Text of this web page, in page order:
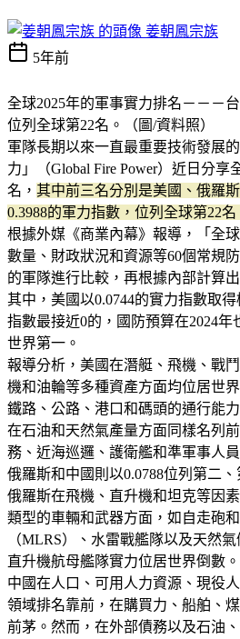
姜朝鳳宗族
5年前
全球2025年的軍事實力排名－－－
位列全球第22名。（圖/資料照）
軍隊長期以來一直最重要技術發展
力」（Global Fire Power）近日分享
名， 其中前三名分別是美國、俄羅
0.3988的軍力指數，位列全球第22名
根據外媒《商業內幕》報導，「全
數量、財政狀況和資源等60個常規
的軍隊進行比較，再根據內部計算
其中，美國以0.0744的實力指數取
指數最接近0的，國防預算在2024年
世界第一。
報導分析，美國在潛艇、飛機、戰
機和油輪等多種資產方面均位居世
鐵路、公路、港口和碼頭的通行能
在石油和天然氣產量方面同樣名列
務、近海巡邏、護衛艦和準軍事人
俄羅斯和中國則以0.0788位列第二
俄羅斯在飛機、直升機和坦克等因
類型的車輛和武器方面，如自走砲
（MLRS）、水雷戰艦隊以及天然
直升機航母艦隊實力位居世界倒數。
中國在人口、可用人力資源、現役
領域排名靠前，在購買力、船舶、
前茅。然而，在外部債務以及石油